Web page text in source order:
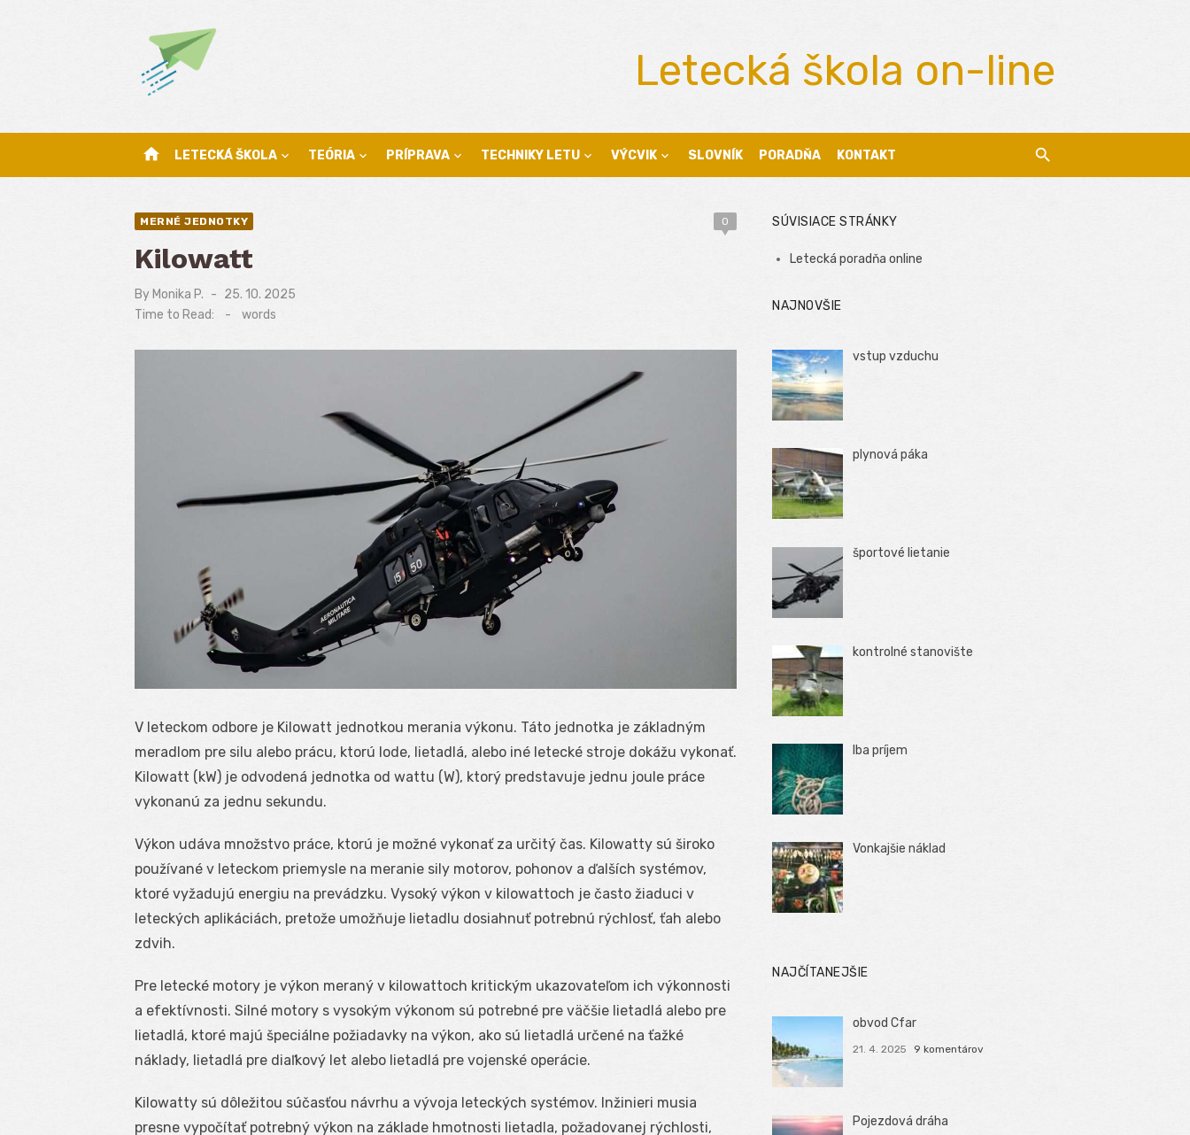
Letecká škola on-line
home LETECKÁ ŠKOLA TEÓRIA PRÍPRAVA TECHNIKY LETU VÝCVIK SLOVNÍK PORADŇA KONTAKT
MERNÉ JEDNOTKY 0
Kilowatt
By Monika P.
Posted
25. 10. 2025
Time to Read:
- words
V leteckom odbore je Kilowatt jednotkou merania výkonu. Táto jednotka je základným
meradlom pre silu alebo prácu, ktorú lode, lietadlá, alebo iné letecké stroje dokážu vykonať.
Kilowatt (kW) je odvodená jednotka od wattu (W), ktorý predstavuje jednu joule práce
vykonanú za jednu sekundu.
Výkon udáva množstvo práce, ktorú je možné vykonať za určitý čas. Kilowatty sú široko
používané v leteckom priemysle na meranie sily motorov, pohonov a ďalších systémov,
ktoré vyžadujú energiu na prevádzku. Vysoký výkon v kilowattoch je často žiaduci v
leteckých aplikáciách, pretože umožňuje lietadlu dosiahnuť potrebnú rýchlosť, ťah alebo
zdvih.
Pre letecké motory je výkon meraný v kilowattoch kritickým ukazovateľom ich výkonnosti
a efektívnosti. Silné motory s vysokým výkonom sú potrebné pre väčšie lietadlá alebo pre
lietadlá, ktoré majú špeciálne požiadavky na výkon, ako sú lietadlá určené na ťažké
náklady, lietadlá pre diaľkový let alebo lietadlá pre vojenské operácie.
Kilowatty sú dôležitou súčasťou návrhu a vývoja leteckých systémov. Inžinieri musia
presne vypočítať potrebný výkon na základe hmotnosti lietadla, požadovanej rýchlosti,
SÚVISIACE STRÁNKY
Letecká poradňa online
NAJNOVŠIE
vstup vzduchu
plynová páka
športové lietanie
kontrolné stanovište
Iba príjem
Vonkajšie náklad
NAJČÍTANEJŠIE
obvod Cfar
21. 4. 2025 9 komentárov
Pojezdová dráha